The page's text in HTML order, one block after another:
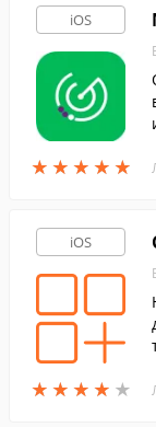
iOS
★ ★ ★ ★ ★
★ ★ ★ ★ ★
iOS
★ ★ ★ ★ ★
★ ★ ★ ★ ★